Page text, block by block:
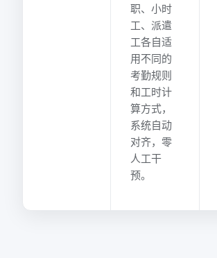
职、小时
工、派遣
工各自适
用不同的
考勤规则
和工时计
算方式，
系统自动
对齐，零
人工干
预。